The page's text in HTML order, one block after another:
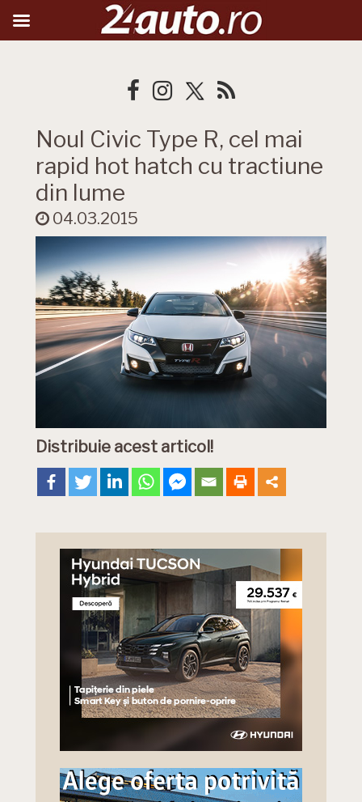
Noul Civic Type R, cel mai
rapid hot hatch cu tractiune
din lume
04.03.2015
Distribuie acest articol!